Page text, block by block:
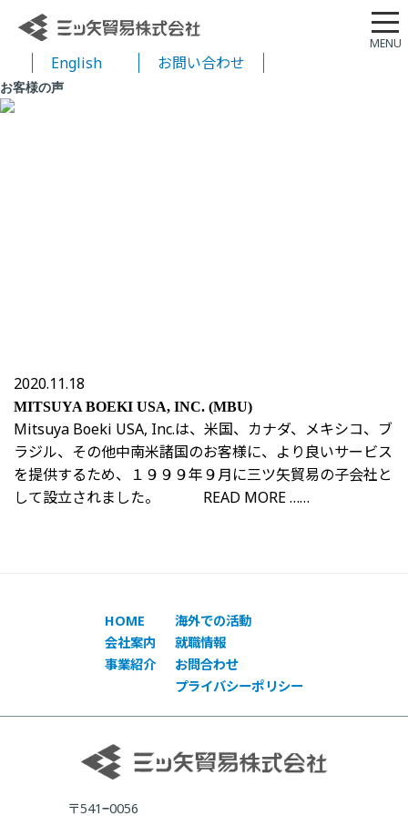
English お問い合わせ
お客様の声
2020.11.18
MITSUYA BOEKI USA, INC. (MBU)
Mitsuya Boeki USA, Inc.は、米国、カナダ、メキシコ、ブ
ラジル、その他中南米諸国のお客様に、より良いサービス
を提供するため、１９９９年９月に三ツ矢貿易の子会社と
して設立されました。 READ MORE ……
HOME
会社案内
事業紹介
海外での活動
就職情報
お問合わせ
プライバシーポリシー
〒541−0056